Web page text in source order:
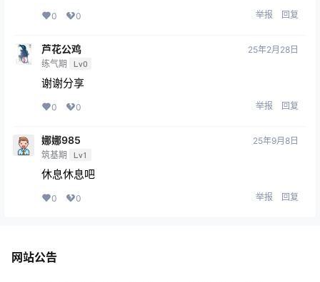
0 0 举报 回复
芦花公鸡
练气期 Lv0
25年2月28日
谢谢分享
0 0 举报 回复
娜娜985
筑基期 Lv1
25年9月8日
休息休息吧
0 0 举报 回复
网站公告